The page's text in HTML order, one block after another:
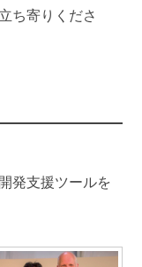
ち寄りくださ
発支援ツールを